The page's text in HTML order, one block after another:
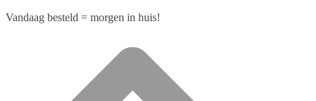
Vandaag besteld = morgen in huis!